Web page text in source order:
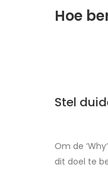
Hoe
Stel
Om de
dit doel te